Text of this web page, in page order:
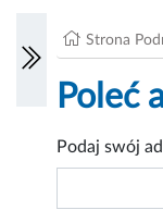
Strona
Poleć
Podaj swój